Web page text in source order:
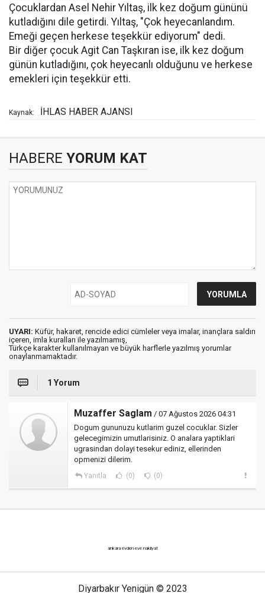
Çocuklardan Asel Nehir Yıltaş, ilk kez doğum gününü
kutladığını dile getirdi. Yıltaş, "Çok heyecanlandım.
Emeği geçen herkese teşekkür ediyorum" dedi.
Bir diğer çocuk Agit Can Taşkıran ise, ilk kez doğum
günün kutladığını, çok heyecanlı olduğunu ve herkese
emekleri için teşekkür etti.
Kaynak: İHLAS HABER AJANSI
HABERE YORUM KAT
UYARI: Küfür, hakaret, rencide edici cümleler veya imalar, inançlara saldırı
içeren, imla kuralları ile yazılmamış,
Türkçe karakter kullanılmayan ve büyük harflerle yazılmış yorumlar
onaylanmamaktadır.
1 Yorum
Muzaffer Saglam / 07 Ağustos 2026 04:31
Dogum gununuzu kutlarim guzel cocuklar. Sizler
gelecegimizin umutlarisiniz. O analara yaptiklari
ugrasindan dolayi tesekur ediniz, ellerinden
opmenizi dilerim.
Yanıtla (0) (0)
ankara evden eve nakliyat
Diyarbakır Yenigün © 2023